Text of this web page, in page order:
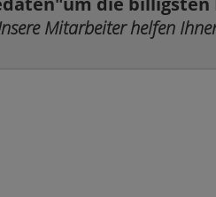
Mitarbeiter helfen